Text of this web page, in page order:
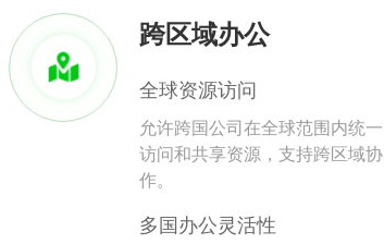
跨区域办公
全球资源访问
允许跨国公司在全球范围内统一
访问和共享资源，支持跨区域协
作。
多国办公灵活性